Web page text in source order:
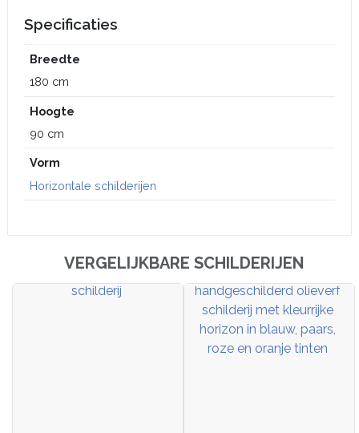
Specificaties
Breedte
180 cm
Hoogte
90 cm
Vorm
Horizontale schilderijen
VERGELIJKBARE SCHILDERIJEN